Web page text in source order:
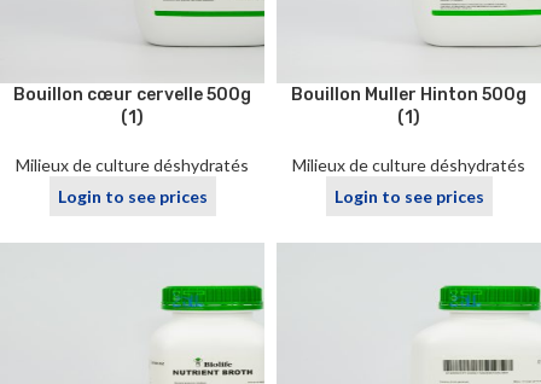
Bouillon cœur cervelle 500g
(1)
Milieux de culture déshydratés
Login to see prices
Bouillon Muller Hinton 500g
(1)
Milieux de culture déshydratés
Login to see prices